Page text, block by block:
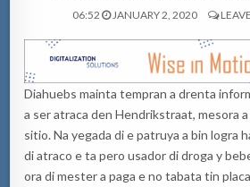
06:52 JANUARY 2, 2020
Diahuebs mainta tempran a drenta
a ser atraca den Hendrikstraat, mesora
sitio. Na yegada di e patruya a bin logra
di atraco e ta pero usador di droga y
ora di mester a paga e no tabata tin